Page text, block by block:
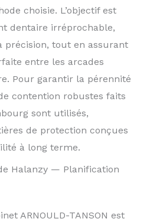
choisie. L’objectif est
dentaire irréprochable,
précision, tout en assurant
entre les arcades
Pour garantir la pérennité
contention robustes faits
sont utilisés,
de protection conçues
à long terme.
Halanzy — Planification
ARNOULD-TANSON est